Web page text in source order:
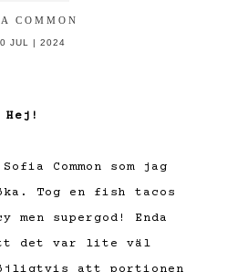
COMMON
JUL | 2024
Hej!
Common som jag
Tog en fish tacos
men supergod! Enda
det var lite väl
att portionen